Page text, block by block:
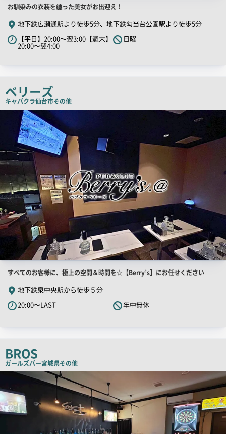
店
舗
PR
キ
ッ
コ
ピ
お馴染みの衣装を纏った美女がお出迎え！
地下鉄広瀬通駅より徒歩5分、地下鉄勾当台公園駅より徒歩5分
【平日】20:00～翌3:00【週末】
20:00～翌4:00
日曜
ベリーズ
キャバクラ仙台市その他
店
舗
PR
キ
コ
ピ
すべてのお客様に、極上の空間＆時間を☆【Berry’s】にお任せください
地下鉄泉中央駅から徒歩５分
20:00～LAST
年中無休
BROS
ガールズバー宮城県その他
店
PR
画
像